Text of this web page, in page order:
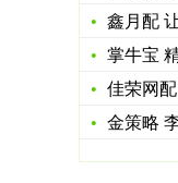
鑫月配
掌牛宝 精
佳荣网
金策略 李